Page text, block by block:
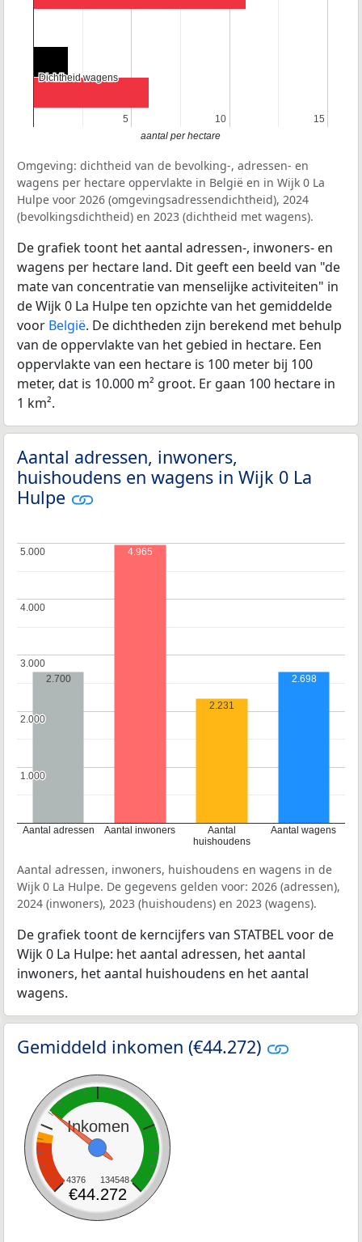
5
5 10
10 15
15
Dichtheid wagens
Dichtheid wagens
aantal per hectare
Omgeving: dichtheid van de bevolking-, adressen- en
wagens per hectare oppervlakte in België en in Wijk 0 La
Hulpe voor 2026 (omgevingsadressendichtheid), 2024
(bevolkingsdichtheid) en 2023 (dichtheid met wagens).
De grafiek toont het aantal adressen-, inwoners- en
wagens per hectare land. Dit geeft een beeld van "de
mate van concentratie van menselijke activiteiten" in
de Wijk 0 La Hulpe ten opzichte van het gemiddelde
voor België. De dichtheden zijn berekend met behulp
van de oppervlakte van het gebied in hectare. Een
oppervlakte van een hectare is 100 meter bij 100
meter, dat is 10.000 m² groot. Er gaan 100 hectare in
1 km².
Aantal adressen, inwoners,
huishoudens en wagens in Wijk 0 La
Hulpe
Aantal adressen Aantal inwoners
Aantal
huishoudens
Aantal wagens
1.000
1.000
2.000
2.000
3.000
3.000
4.000
4.000
5.000
5.000
2.700
4.965
2.231
2.698
Aantal adressen, inwoners, huishoudens en wagens in de
Wijk 0 La Hulpe. De gegevens gelden voor: 2026 (adressen),
2024 (inwoners), 2023 (huishoudens) en 2023 (wagens).
De grafiek toont de kerncijfers van STATBEL voor de
Wijk 0 La Hulpe: het aantal adressen, het aantal
inwoners, het aantal huishoudens en het aantal
wagens.
Gemiddeld inkomen (€44.272)
Inkomen
4376 134548
€44.272